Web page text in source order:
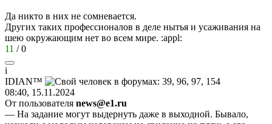
Да никто в них не сомневается.
Других таких профессионалов в деле нытья и усаживания на
шею окружающим нет во всем мире. :appl:
11 /0
i
IDIАN™
08:40, 15.11.2024
От пользователя news@e1.ru
— На задание могут выдернуть даже в выходной. Бывало,